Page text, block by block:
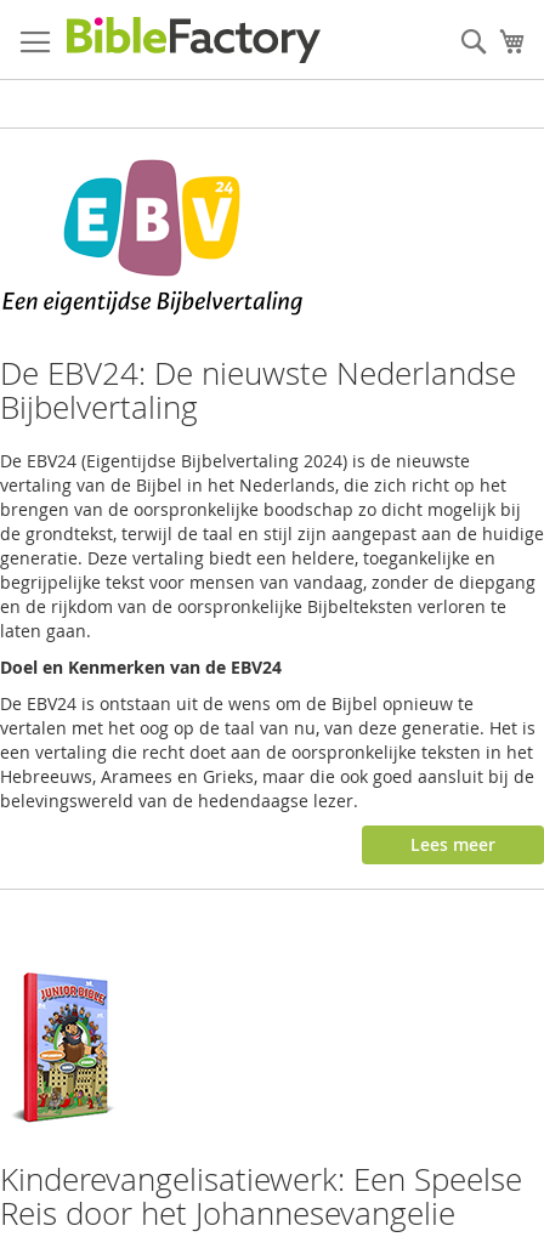
naar
de
inhoud
Zoek
De EBV24: De nieuwste Nederlandse
Bijbelvertaling
De EBV24 (Eigentijdse Bijbelvertaling 2024) is de nieuwste
vertaling van de Bijbel in het Nederlands, die zich richt op het
brengen van de oorspronkelijke boodschap zo dicht mogelijk bij
de grondtekst, terwijl de taal en stijl zijn aangepast aan de huidige
generatie. Deze vertaling biedt een heldere, toegankelijke en
begrijpelijke tekst voor mensen van vandaag, zonder de diepgang
en de rijkdom van de oorspronkelijke Bijbelteksten verloren te
laten gaan.
Doel en Kenmerken van de EBV24
De EBV24 is ontstaan uit de wens om de Bijbel opnieuw te
vertalen met het oog op de taal van nu, van deze generatie. Het is
een vertaling die recht doet aan de oorspronkelijke teksten in het
Hebreeuws, Aramees en Grieks, maar die ook goed aansluit bij de
belevingswereld van de hedendaagse lezer.
Lees meer
Kinderevangelisatiewerk: Een Speelse
Reis door het Johannesevangelie